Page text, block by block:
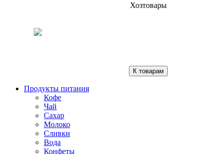
Хозтовары
К товарам
Продукты питания
Кофе
Чай
Сахар
Молоко
Сливки
Вода
Конфеты